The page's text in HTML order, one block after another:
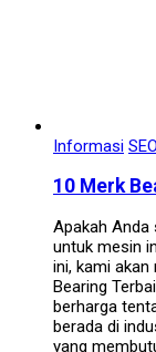
Informasi SEO
10 Merk
Apakah Anda
untuk mesin
ini, kami
Bearing
berharga
berada di
yang